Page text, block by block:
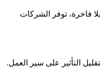
فاخرة، توفر الشركات
التأثير على سير العمل.